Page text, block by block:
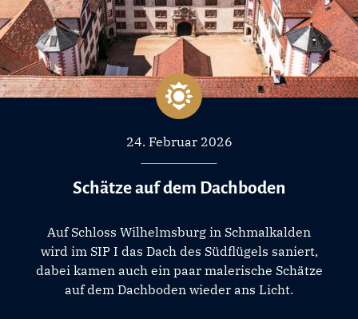
24. Februar 2026
Schätze auf dem Dachboden
Auf Schloss Wilhelmsburg in Schmalkalden
wird im SIP I das Dach des Südflügels saniert,
dabei kamen auch ein paar malerische Schätze
auf dem Dachboden wieder ans Licht.